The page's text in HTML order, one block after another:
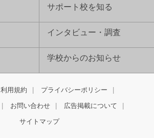
サポート校を知る
インタビュー・調査
学校からのお知らせ
利用規約 プライバシーポリシー
お問い合わせ 広告掲載について
サイトマップ